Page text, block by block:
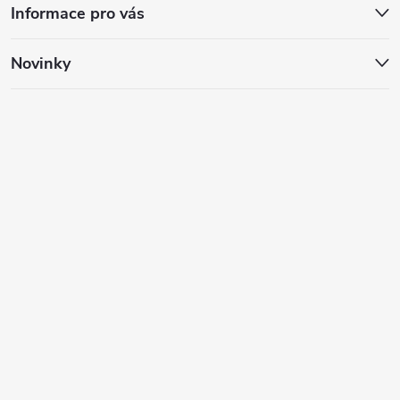
Informace pro vás
Novinky